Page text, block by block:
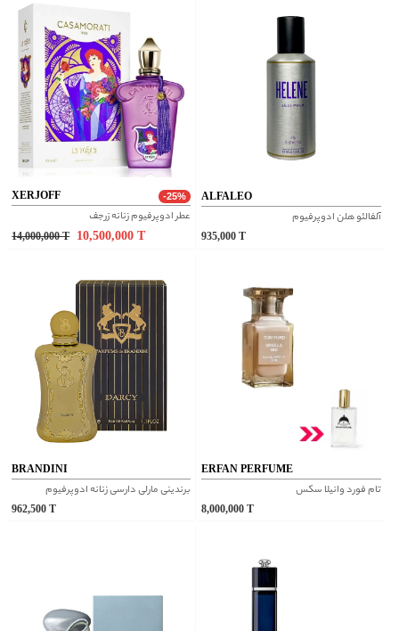
XERJOFF -25%
عطر ادوپرفیوم زنانه زرجف
14,000,000 T 10,500,000
ALFALEO
آلفالئو هلن ادوپرفیوم
935,000
BRANDINI
برندینی مارلی دارسی زنانه ادوپرفیوم
962,500
ERFAN PERFUME
تام فورد وانیلا سکس
8,000,000